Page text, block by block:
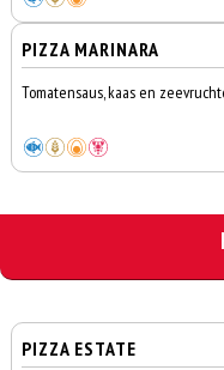
PIZZA MARINARA
Tomatensaus, kaas en
PIZZA ESTATE